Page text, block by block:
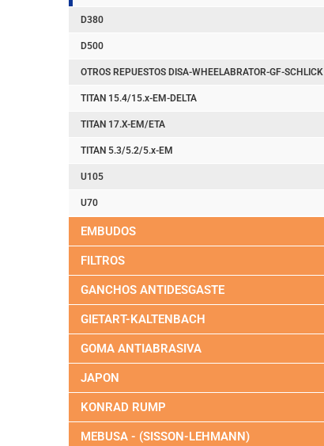
D380
D500
OTROS REPUESTOS DISA-WHEELABRATOR-GF-SCHLICK
TITAN 15.4/15.x-EM-DELTA
TITAN 17.X-EM/ETA
TITAN 5.3/5.2/5.x-EM
U105
U70
EMBUDOS
FILTROS
GANCHOS ANTIDESGASTE
GIETART-KALTENBACH
GOMA ANTIABRASIVA
JAPON
KONRAD RUMP
MEBUSA - (SISSON-LEHMANN)